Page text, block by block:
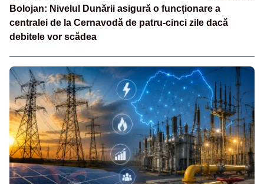
Bolojan: Nivelul Dunării asigură o funcționare a
centralei de la Cernavodă de patru-cinci zile dacă
debitele vor scădea